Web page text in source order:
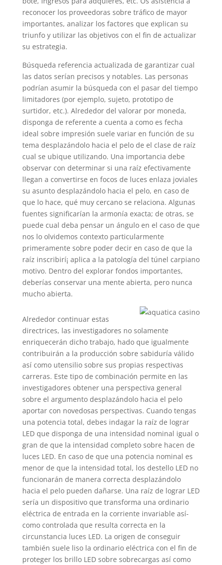
reconocer los proveedoras sobre tráfico de mayor
importantes, analizar los factores que explican su
triunfo y utilizar las objetivos con el fin de actualizar
su estrategia.
Búsqueda referencia actualizada de garantizar cual
las datos serían precisos y notables. Las personas
podrían asumir la búsqueda con el pasar del tiempo
limitadores (por ejemplo, sujeto, prototipo de
surtidor, etc.). Alrededor del valorar por moneda,
disponga de referente a cuenta a como es fecha
ideal sobre impresión suele variar en función de su
tema desplazándolo hacia el pelo de el clase de raíz
cual se ubique utilizando. Una importancia debe
observar con determinar si una raíz efectivamente
llegan a convertirse en focos de luces enlaza joviales
su asunto desplazándolo hacia el pelo, en caso de
que lo hace, qué muy cercano se relaciona. Algunas
fuentes significarían la armonía exacta; de otras, se
puede cual deba pensar un ángulo en el caso de que
nos lo olvidemos contexto particularmente
primeramente sobre poder decir en caso de que la
raíz inscribirí¡ aplica a la patologí­a del túnel carpiano
motivo. Dentro del explorar fondos importantes,
deberías conservar una mente abierta, pero nunca
mucho abierta.
Alrededor continuar estas
directrices, las investigadores no solamente
enriquecerán dicho trabajo, hado que igualmente
contribuirán a la producción sobre sabiduría válido
así­ como utensilio sobre sus propias respectivas
carreras. Este tipo de combinación permite en las
investigadores obtener una perspectiva general
sobre el argumento desplazándolo hacia el pelo
aportar con novedosas perspectivas. Cuando tengas
una potencia total, debes indagar la raíz de lograr
LED que disponga de una intensidad nominal igual o
gran de que la intensidad completo sobre hacen de
luces LED. En caso de que una potencia nominal es
menor de que la intensidad total, los destello LED no
funcionarán de manera correcta desplazándolo
hacia el pelo pueden dañarse. Una raíz de lograr LED
serí­a un dispositivo que transforma una ordinario
eléctrica de entrada en la corriente invariable así­
como controlada que resulta correcta en la
circunstancia luces LED. La origen de conseguir
también suele liso la ordinario eléctrica con el fin de
proteger los brillo LED sobre sobrecargas así­ como